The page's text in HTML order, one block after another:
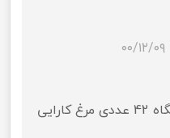
۰۰/۱۲/۰۹
این رطوبت ساز برای دستگاه 42 عددی مرغ کارایی